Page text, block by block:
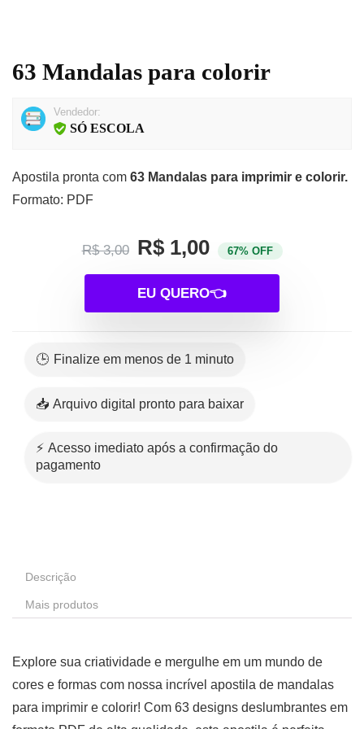
63 Mandalas para colorir
Vendedor:
SÓ ESCOLA
Apostila pronta com 63 Mandalas para imprimir e colorir.
Formato: PDF
R$ 3,00 R$ 1,00 67% OFF
EU QUERO👈
🕒 Finalize em menos de 1 minuto
📥 Arquivo digital pronto para baixar
⚡ Acesso imediato após a confirmação do
pagamento
Descrição
Mais produtos
Explore sua criatividade e mergulhe em um mundo de
cores e formas com nossa incrível apostila de mandalas
para imprimir e colorir! Com 63 designs deslumbrantes em